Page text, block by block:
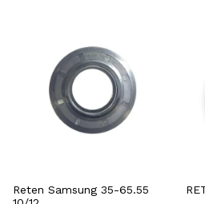
Reten Samsung 35-65.55